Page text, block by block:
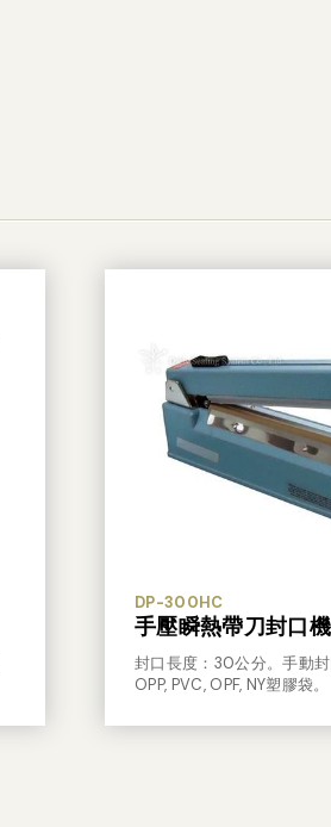
DP-300HC
手壓瞬熱帶刀封口機
封口長度：30公分。手動封
OPP, PVC, OPF, NY塑膠袋。